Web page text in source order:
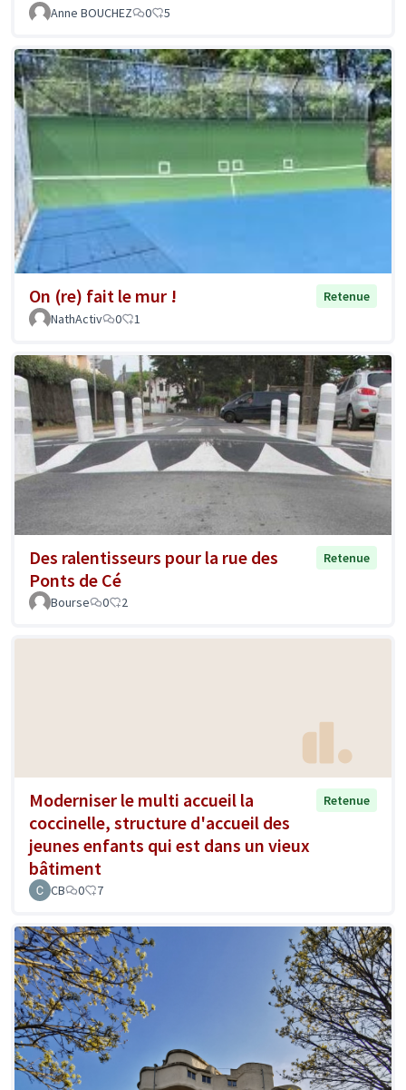
Anne BOUCHEZ 0 5
On (re) fait le mur !
Retenue
NathActiv
0 1
Des ralentisseurs pour la rue des
Ponts de Cé
Retenue
Bourse 0 2
Moderniser le multi accueil la
coccinelle, structure d'accueil des
jeunes enfants qui est dans un vieux
bâtiment
Retenue
CB 0 7